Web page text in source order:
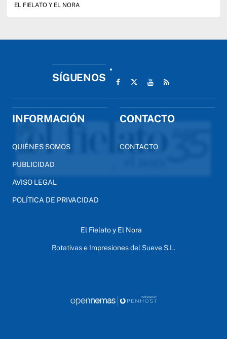
EL FIELATO Y EL NORA
SÍGUENOS
INFORMACIÓN
QUIÉNES SOMOS
PUBLICIDAD
AVISO LEGAL
POLÍTICA DE PRIVACIDAD
CONTACTO
CONTACTO
El Fielato y El Nora
Rotativas e Impresiones del Sueve S.L.